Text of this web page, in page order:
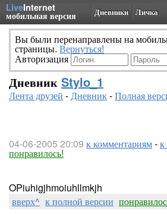
LiveInternet
мобильная версия Дневники Личка
Вы были перенаправлены на
страницы. Вернуться!
Авторизация
Дневник Stylo_1
Лента друзей -Дневник-Полная
04-06-2005 20:09 к комментариям-к
понравилось!
OPiuhigjhmoiuhllmkjh
вверх^ к полной версии